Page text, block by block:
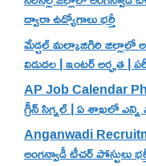
ద్వారా ఉద్యోగాలు భర్తీ
మేడ్చల్ మల్కాజిగిరి జిల్లాలో
విడుదల | ఇంటర్ అర్హత |
AP Job Calendar
గ్రీన్ సిగ్నల్ | ఏ శాఖలో
Anganwadi
అంగన్వాడీ టీచర్ పోస్టులు